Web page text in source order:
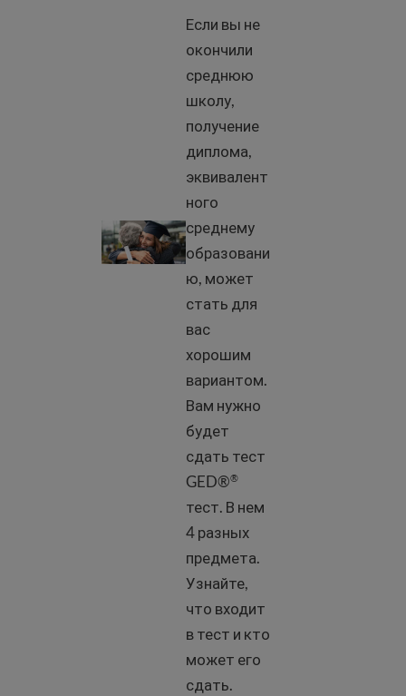
What is GED®?
Если вы не
окончили
среднюю
школу,
получение
диплома,
эквивалент
ного
среднему
образовани
ю, может
стать для
вас
хорошим
вариантом.
Вам нужно
будет
сдать тест
GED®®
тест. В нем
4 разных
предмета.
Узнайте,
что входит
в тест и кто
может его
сдать.